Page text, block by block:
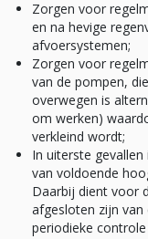
Zorgen voor
en na hevige
afvoersystemen;
Zorgen voor
van de pompen,
overwegen is
om werken)
verkleind wordt;
In uiterste
van voldoende
Daarbij dient voor
afgesloten zijn van
periodieke